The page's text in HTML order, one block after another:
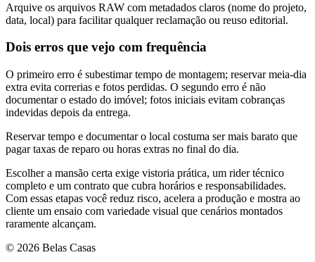
Arquive os arquivos RAW com metadados claros (nome do projeto,
data, local) para facilitar qualquer reclamação ou reuso editorial.
Dois erros que vejo com frequência
O primeiro erro é subestimar tempo de montagem; reservar meia-dia
extra evita correrias e fotos perdidas. O segundo erro é não
documentar o estado do imóvel; fotos iniciais evitam cobranças
indevidas depois da entrega.
Reservar tempo e documentar o local costuma ser mais barato que
pagar taxas de reparo ou horas extras no final do dia.
Escolher a mansão certa exige vistoria prática, um rider técnico
completo e um contrato que cubra horários e responsabilidades.
Com essas etapas você reduz risco, acelera a produção e mostra ao
cliente um ensaio com variedade visual que cenários montados
raramente alcançam.
© 2026 Belas Casas